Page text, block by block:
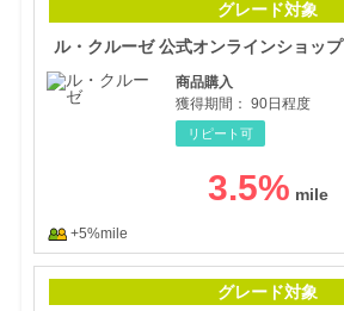
グレード対象
ル・クルーゼ 公式オンラインショップ
商品購入
獲得期間： 90日程度
リピート可
3.5%
+5%mile
グレード対象